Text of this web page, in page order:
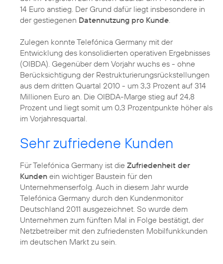
14 Euro anstieg. Der Grund dafür liegt insbesondere in
der gestiegenen Datennutzung pro Kunde.
Zulegen konnte Telefónica Germany mit der
Entwicklung des konsolidierten operativen Ergebnisses
(OIBDA). Gegenüber dem Vorjahr wuchs es - ohne
Berücksichtigung der Restrukturierungsrückstellungen
aus dem dritten Quartal 2010 - um 3,3 Prozent auf 314
Millionen Euro an. Die OIBDA-Marge stieg auf 24,8
Prozent und liegt somit um 0,3 Prozentpunkte höher als
im Vorjahresquartal.
Sehr zufriedene Kunden
Für Telefónica Germany ist die Zufriedenheit der
Kunden ein wichtiger Baustein für den
Unternehmenserfolg. Auch in diesem Jahr wurde
Telefónica Germany durch den Kundenmonitor
Deutschland 2011 ausgezeichnet. So wurde dem
Unternehmen zum fünften Mal in Folge bestätigt, der
Netzbetreiber mit den zufriedensten Mobilfunkkunden
im deutschen Markt zu sein.